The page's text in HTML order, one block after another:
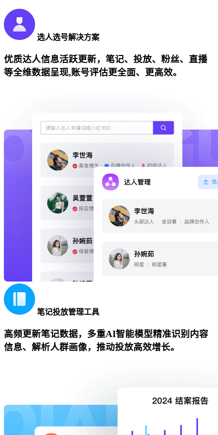
选人选号解决方案
优质达人信息活跃更新，笔记、投放、粉丝、直播
等全维数据呈现,账号评估更全面、更高效。
笔记投放管理工具
高频更新笔记数据，多重AI智能模型精准识别内容
信息、解析人群画像，推动投放高效增长。